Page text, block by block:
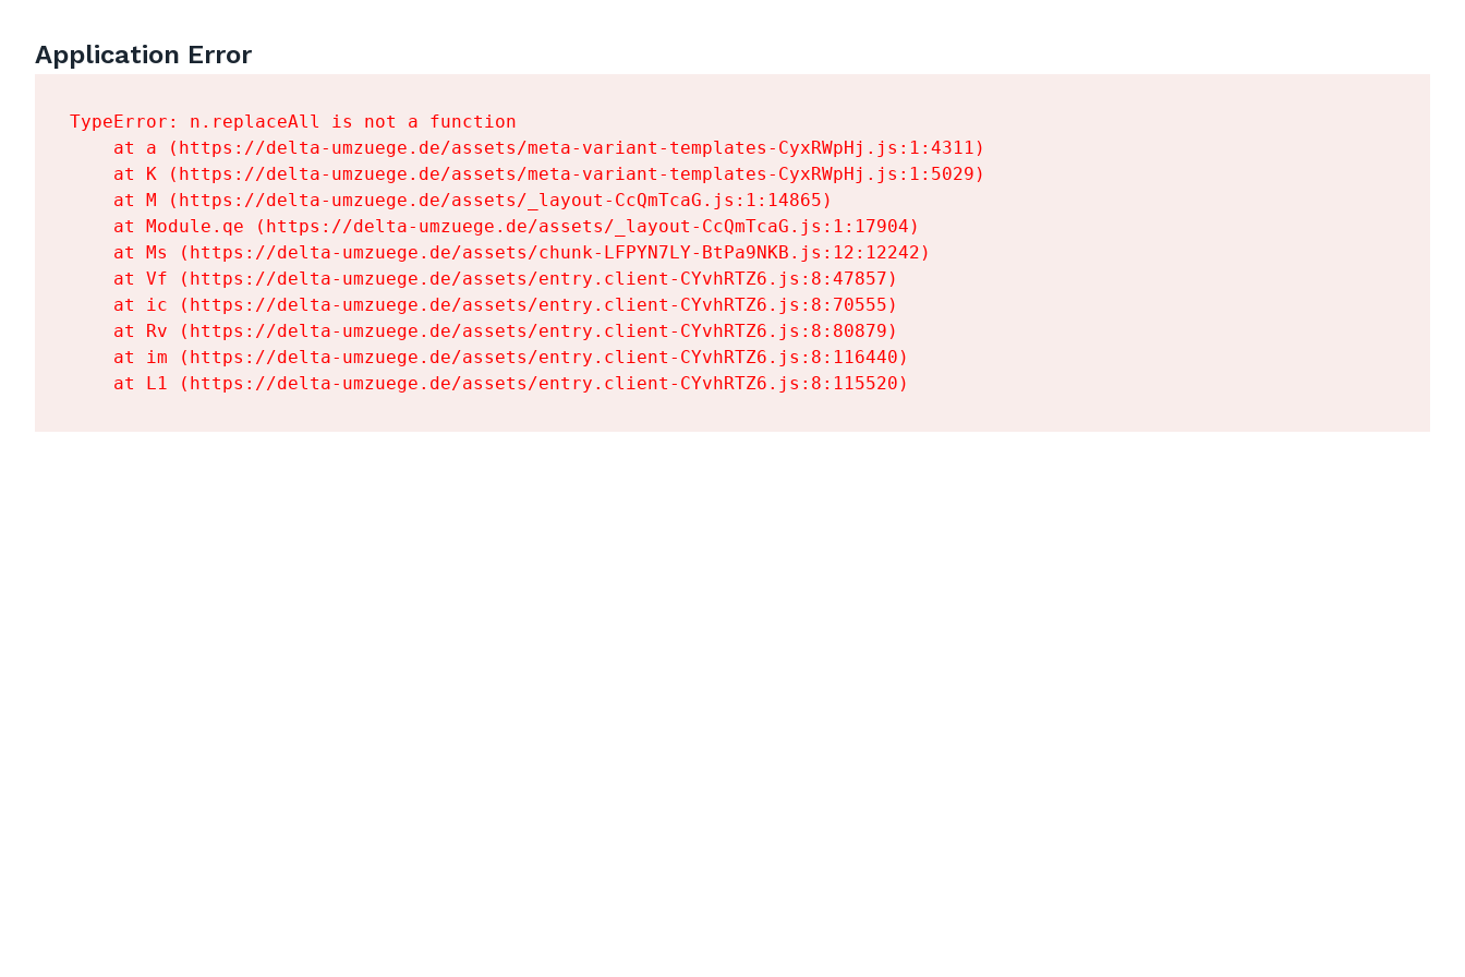
Application Error
TypeError: n.replaceAll is not a function
    at a (https://delta-umzuege.de/assets/meta-variant-templates-CyxRWpHj.js:1:4311)
    at K (https://delta-umzuege.de/assets/meta-variant-templates-CyxRWpHj.js:1:5029)
    at M (https://delta-umzuege.de/assets/_layout-CcQmTcaG.js:1:14865)
    at Module.qe (https://delta-umzuege.de/assets/_layout-CcQmTcaG.js:1:17904)
    at Ms (https://delta-umzuege.de/assets/chunk-LFPYN7LY-BtPa9NKB.js:12:12242)
    at Vf (https://delta-umzuege.de/assets/entry.client-CYvhRTZ6.js:8:47857)
    at ic (https://delta-umzuege.de/assets/entry.client-CYvhRTZ6.js:8:70555)
    at Rv (https://delta-umzuege.de/assets/entry.client-CYvhRTZ6.js:8:80879)
    at im (https://delta-umzuege.de/assets/entry.client-CYvhRTZ6.js:8:116440)
    at L1 (https://delta-umzuege.de/assets/entry.client-CYvhRTZ6.js:8:115520)